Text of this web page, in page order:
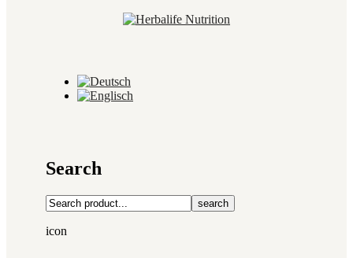
Search
search
icon